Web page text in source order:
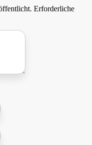
Erforderliche